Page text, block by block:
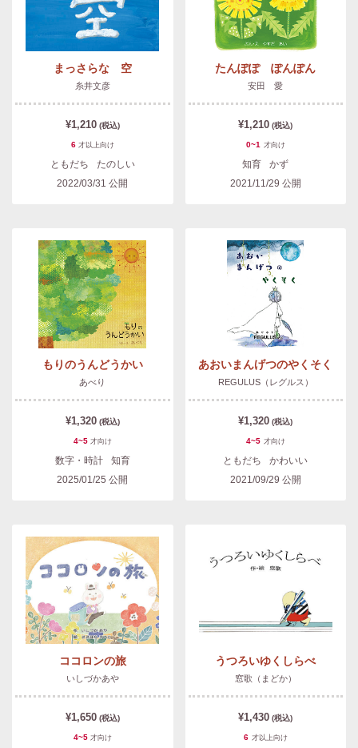
まっさらな 空
糸井文彦
¥1,210 (税込)
6 才以上向け
ともだち
たのしい
2022/03/31 公開
たんぽぽ ぽんぽん
安田 愛
¥1,210 (税込)
0~1 才向け
知育
かず
2021/11/29 公開
もりのうんどうかい
あべり
¥1,320 (税込)
4~5 才向け
数字・時計
知育
2025/01/25 公開
あおいまんげつのやくそく
REGULUS（レグルス）
¥1,320 (税込)
4~5 才向け
ともだち
かわいい
2021/09/29 公開
ココロンの旅
いしづかあや
¥1,650 (税込)
4~5 才向け
うつろいゆくしらべ
窓歌（まどか）
¥1,430 (税込)
6 才以上向け